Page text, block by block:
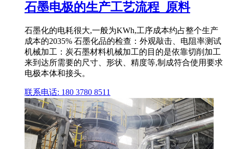
石墨电极的生产工艺流程_原料
石墨化的电耗很大,一般为KWh,工序成本约占整个生产
成本的2035% 石墨化品的检查：外观敲击、电阻率测试
机械加工：炭石墨材料机械加工的目的是依靠切削加工
来到达所需要的尺寸、形状、精度等,制成符合使用要求
电极本体和接头。
联系电话: 180 3780 8511